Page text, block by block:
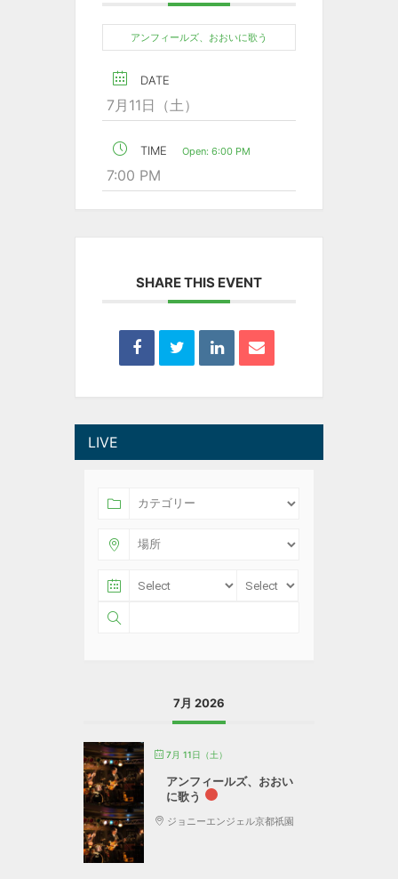
アンフィールズ、おおいに歌う
DATE
7月11日（土）
TIME Open: 6:00 PM
7:00 PM
SHARE THIS EVENT
LIVE
7月 2026
7月 11日（土）
アンフィールズ、おおい
に歌う
ジョニーエンジェル京都祇園